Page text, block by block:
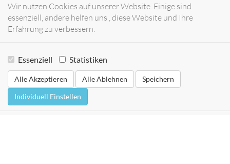
Wir nutzen Cookies auf unserer Website. Einige sind
essenziell, andere helfen uns , diese Website und Ihre
Erfahrung zu verbessern.
Essenziell Statistiken
Alle Akzeptieren Alle Ablehnen
Speichern
Individuell Einstellen